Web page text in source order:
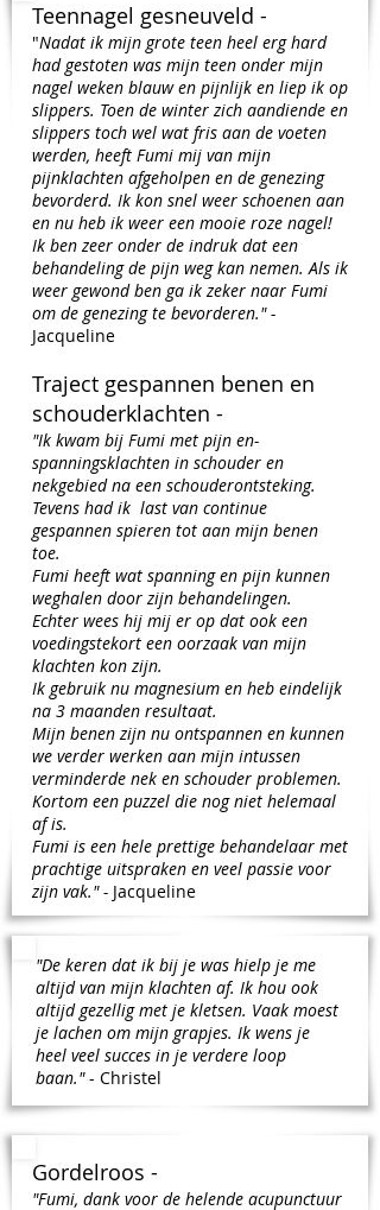
Teennagel gesneuveld -
"​Nadat ik mijn grote teen heel erg hard
had gestoten was mijn teen onder mijn
nagel weken blauw en pijnlijk en liep ik op
slippers. Toen de winter zich aandiende en
slippers toch wel wat fris aan de voeten
werden, heeft Fumi mij van mijn
pijnklachten afgeholpen en de genezing
bevorderd. Ik kon snel weer schoenen aan
en nu heb ik weer een mooie roze nagel!
Ik ben zeer onder de indruk dat een
behandeling de pijn weg kan nemen. Als ik
weer gewond ben ga ik zeker naar Fumi
om de genezing te bevorderen." -
Jacqueline
Traject gespannen benen en
schouderklachten -
"Ik kwam bij Fumi met pijn en-
spanningsklachten in schouder en
nekgebied na een schouderontsteking.
Tevens had ik last van continue
gespannen spieren tot aan mijn benen
toe.
Fumi heeft wat spanning en pijn kunnen
weghalen door zijn behandelingen.
Echter wees hij mij er op dat ook een
voedingstekort een oorzaak van mijn
klachten kon zijn.
Ik gebruik nu magnesium en heb eindelijk
na 3 maanden resultaat.
Mijn benen zijn nu ontspannen en kunnen
we verder werken aan mijn intussen
verminderde nek en schouder problemen.
Kortom een puzzel die nog niet helemaal
af is.
Fumi is een hele prettige behandelaar met
prachtige uitspraken en veel passie voor
zijn vak." - Jacqueline
"De keren dat ik bij je was hielp je me
altijd van mijn klachten af. Ik hou ook
altijd gezellig met je kletsen. Vaak moest
je lachen om mijn grapjes. Ik wens je
heel veel succes in je verdere loop
baan."- Christel
Gordelroos -
"Fumi, dank voor de helende acupunctuur